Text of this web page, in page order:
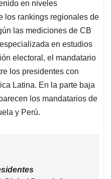
en niveles
los rankings regionales de
las mediciones de CB
en estudios
electoral, el mandatario
los presidentes con
Latina. En la parte baja
los mandatarios de
y Perú.